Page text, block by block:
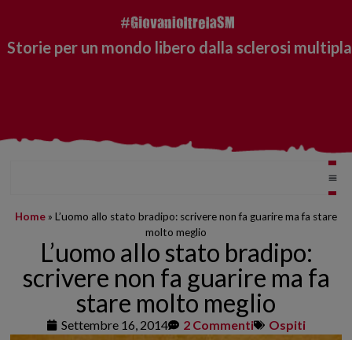
Storie per un mondo libero dalla sclerosi multipla
Home » L’uomo allo stato bradipo: scrivere non fa guarire ma fa stare
molto meglio
L’uomo allo stato bradipo:
scrivere non fa guarire ma fa
stare molto meglio
Settembre 16, 2014 2 Commenti Ospiti